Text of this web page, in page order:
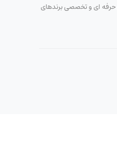
حرفه ای و تخصصی برندهای